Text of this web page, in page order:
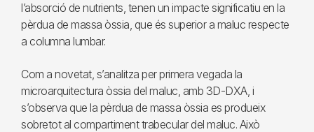
l’absorció de nutrients, tenen un impacte significatiu en la
pèrdua de massa òssia, que és superior a maluc respecte
a columna lumbar.
Com a novetat, s’analitza per primera vegada la
microarquitectura òssia del maluc, amb 3D-DXA, i
s’observa que la pèrdua de massa òssia es produeix
sobretot al compartiment trabecular del maluc. Això